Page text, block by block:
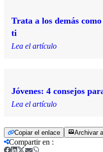
Trata a los demás
ti
Lea el artículo
Jóvenes: 4 consejos
Lea el artículo
Copiar el enlace Archivar
Compartir en :